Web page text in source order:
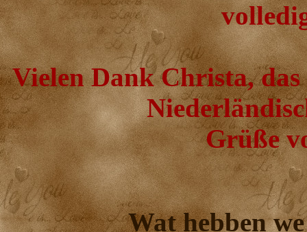
Vielen Dank Christa,
Grüße
Wat hebben